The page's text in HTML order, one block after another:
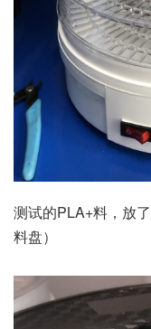
测试的PLA+料，放
料盘）